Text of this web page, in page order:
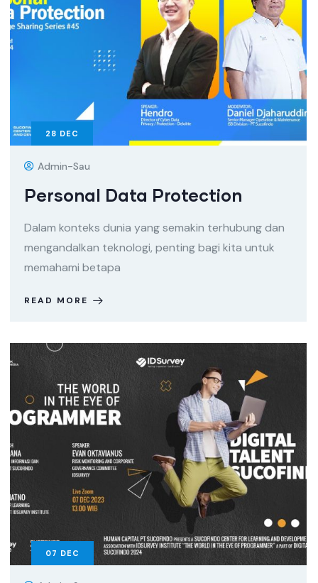
28 DEC
Admin-Sau
Personal Data Protection
Dalam konteks dunia yang semakin terhubung dan
mengandalkan teknologi, penting bagi kita untuk
memahami betapa
READ MORE
07 DEC